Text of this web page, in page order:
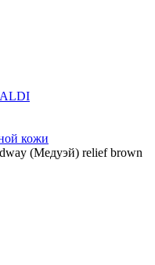
кожи
(Медуэй) relief brown